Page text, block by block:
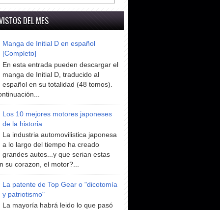
DEL MES
Manga de Initial D en español
[Completo]
En esta entrada pueden descargar el
manga de Initial D, traducido al
español en su totalidad (48 tomos).
Los 10 mejores motores japoneses
de la historia
La industria automovilistica japonesa
a lo largo del tiempo ha creado
grandes autos...y que serian estas
su corazon, el motor?...
La patente de Top Gear o "dicotomía
y patriotismo"
La mayoría habrá leido lo que pasó